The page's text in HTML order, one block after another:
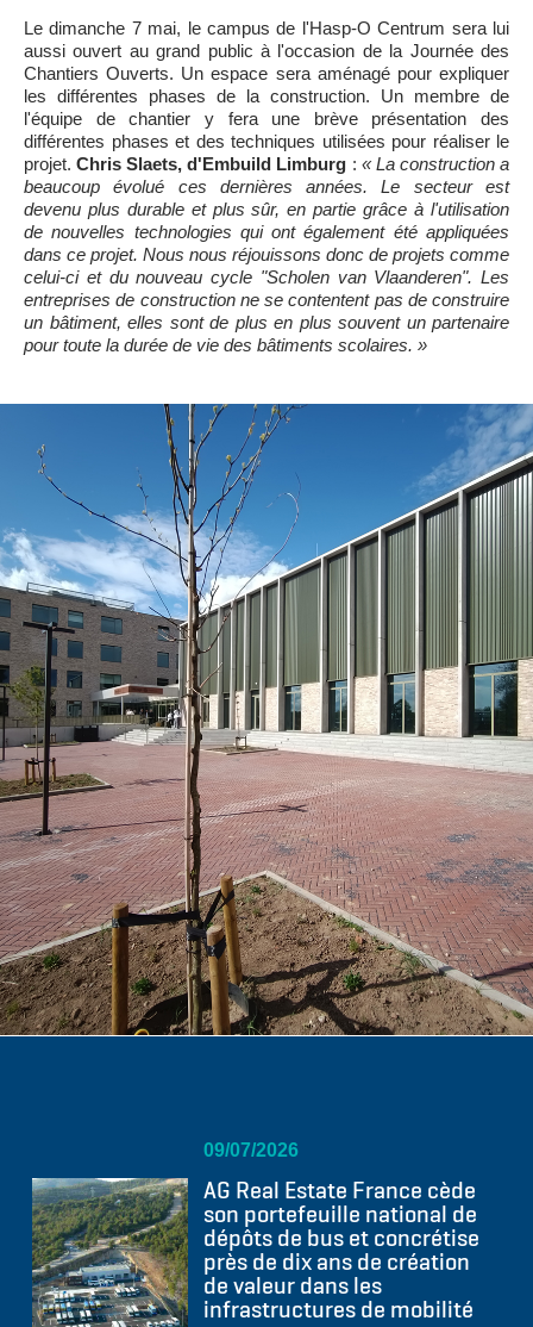
09/07/2026
AG Real Estate France cède
son portefeuille national de
dépôts de bus et concrétise
près de dix ans de création
de valeur dans les
infrastructures de mobilité
Le dimanche 7 mai, le campus de l'Hasp-O Centrum sera lui
aussi ouvert au grand public à l'occasion de la Journée des
Chantiers Ouverts. Un espace sera aménagé pour expliquer
les différentes phases de la construction. Un membre de
l'équipe de chantier y fera une brève présentation des
différentes phases et des techniques utilisées pour réaliser le
projet.Chris Slaets, d'Embuild Limburg : « La construction a
beaucoup évolué ces dernières années. Le secteur est
devenu plus durable et plus sûr, en partie grâce à l'utilisation
de nouvelles technologies qui ont également été appliquées
dans ce projet. Nous nous réjouissons donc de projets comme
celui-ci et du nouveau cycle "Scholen van Vlaanderen". Les
entreprises de construction ne se contentent pas de construire
un bâtiment, elles sont de plus en plus souvent un partenaire
pour toute la durée de vie des bâtiments scolaires. »